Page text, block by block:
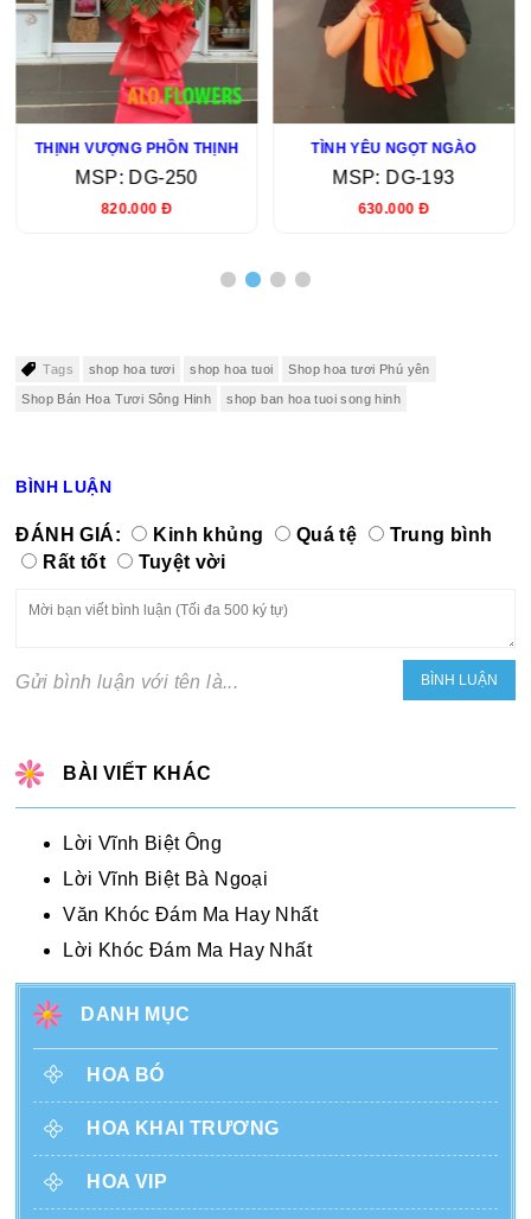
THỊNH VƯỢNG PHỒN THỊNH
MSP: DG-250
820.000 Đ
TÌNH YÊU NGỌT NGÀO
MSP: DG-193
630.000 Đ
Tags shop hoa tươi shop hoa tuoi Shop hoa tươi Phú yên
Shop Bán Hoa Tươi Sông Hinh shop ban hoa tuoi song hinh
BÌNH LUẬN
ĐÁNH GIÁ: Kinh khủng Quá tệ
Trung bình
Rất tốt
Tuyệt vời
Gửi bình luận với tên là...
BÀI VIẾT KHÁC
Lời Vĩnh Biệt Ông
Lời Vĩnh Biệt Bà Ngoại
Văn Khóc Đám Ma Hay Nhất
Lời Khóc Đám Ma Hay Nhất
DANH MỤC
HOA BÓ
HOA KHAI TRƯƠNG
HOA VIP